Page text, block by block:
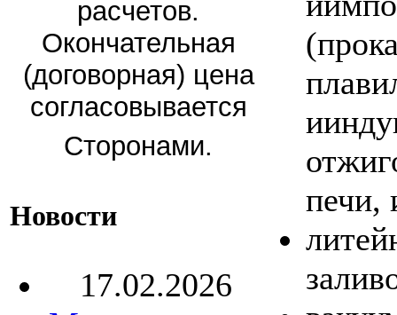
расчетов.
Окончательная
(договорная) цена
согласовывается
Сторонами.
Новости
17.02.2026
печи,